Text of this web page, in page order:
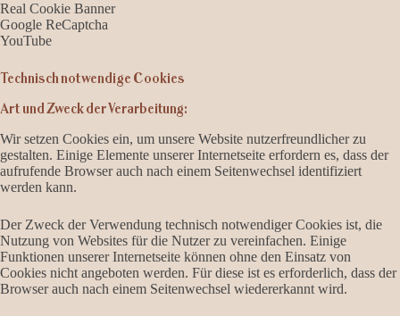
Real Cookie Banner
Google ReCaptcha
YouTube
Technisch notwendige Cookies
Art und Zweck der Verarbeitung:
Wir setzen Cookies ein, um unsere Website nutzerfreundlicher zu
gestalten. Einige Elemente unserer Internetseite erfordern es, dass der
aufrufende Browser auch nach einem Seitenwechsel identifiziert
werden kann.
Der Zweck der Verwendung technisch notwendiger Cookies ist, die
Nutzung von Websites für die Nutzer zu vereinfachen. Einige
Funktionen unserer Internetseite können ohne den Einsatz von
Cookies nicht angeboten werden. Für diese ist es erforderlich, dass der
Browser auch nach einem Seitenwechsel wiedererkannt wird.